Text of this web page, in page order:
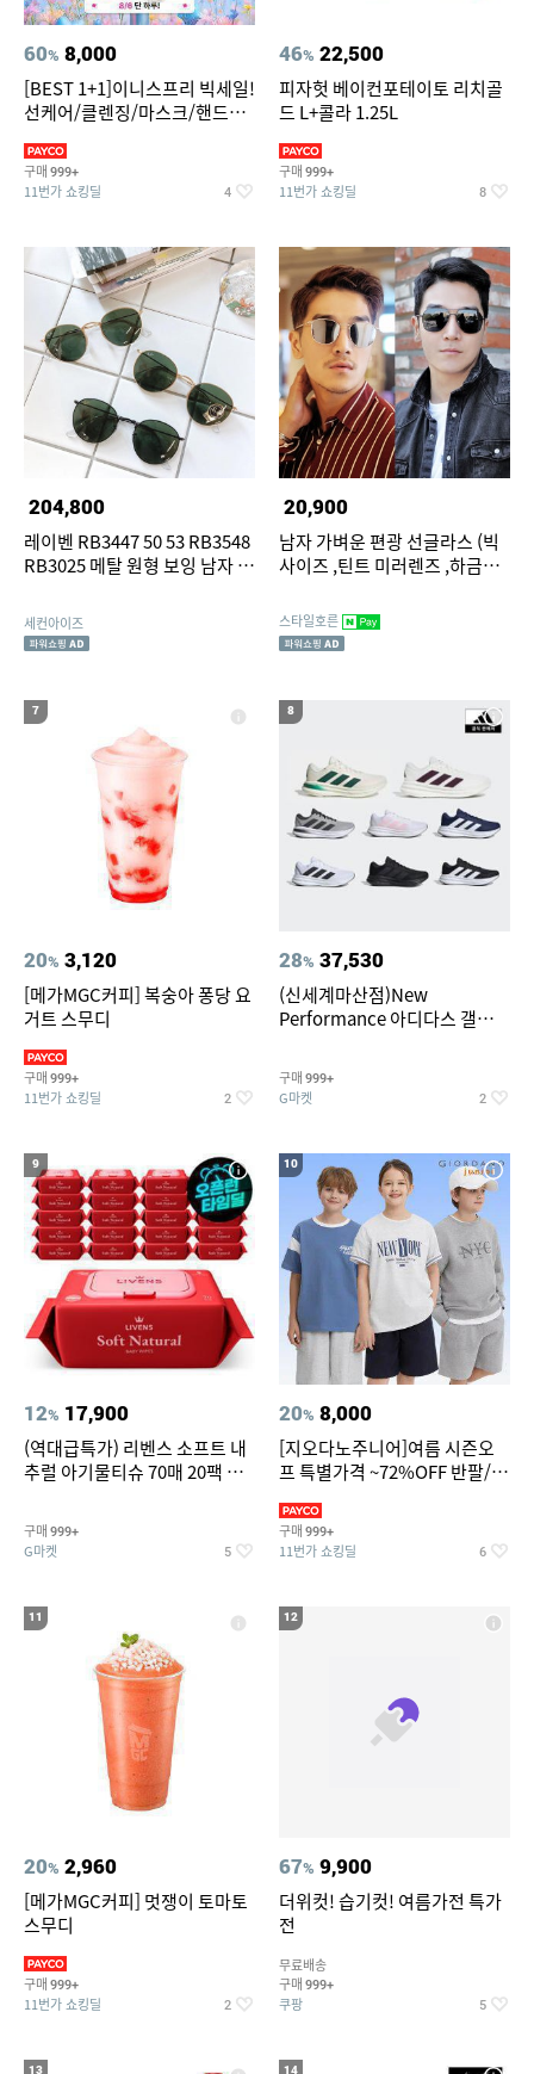
60% 8,000
[BEST 1+1]이니스프리 빅세일!
선케어/클렌징/마스크/핸드크
구매 999+
11번가 쇼킹딜 4
46% 22,500
피자헛 베이컨포테이토 리치골
드 L+콜라 1.25L
구매 999+
11번가 쇼킹딜 8
204,800
레이벤 RB3447 50 53 RB3548
RB3025 메탈 원형 보잉 남자 여
세컨아이즈
20,900
남자 가벼운 편광 선글라스 (빅
사이즈 ,틴트 미러렌즈 ,하금테,
스타일호른
7
20% 3,120
[메가MGC커피] 복숭아 퐁당 요
거트 스무디
구매 999+
11번가 쇼킹딜 2
8
28% 37,530
(신세계마산점)New
Performance 아디다스 갤럭시
구매 999+
G마켓 2
9
12% 17,900
(역대급특가) 리벤스 소프트 내
추럴 아기물티슈 70매 20팩 캡
구매 999+
G마켓 5
10
20% 8,000
[지오다노주니어]여름 시즌오
프 특별가격 ~72%OFF 반팔/반
구매 999+
11번가 쇼킹딜 6
11
20% 2,960
[메가MGC커피] 멋쟁이 토마토
스무디
구매 999+
11번가 쇼킹딜 2
12
67% 9,900
더위컷! 습기컷! 여름가전 특가
전
무료배송
구매 999+
쿠팡 5
13 14